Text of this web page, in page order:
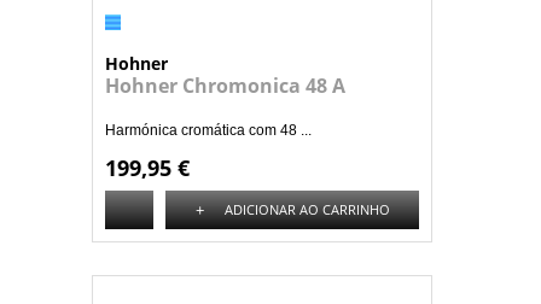
Hohner
Hohner Chromonica 48 A
Harmónica cromática com 48 ...
199,95 €
+ ADICIONAR AO CARRINHO